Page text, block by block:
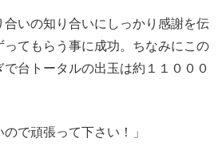
合いの知り合いにしっかり感謝を伝
ってもらう事に成功。ちなみにこの
台トータルの出玉は約１１０００
ので頑張って下さい！」